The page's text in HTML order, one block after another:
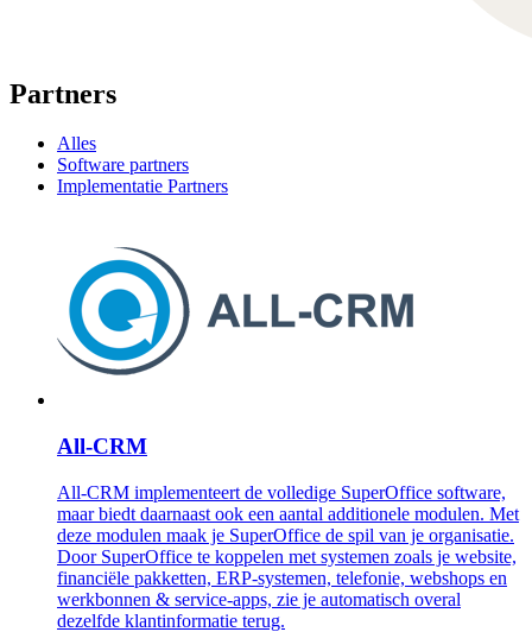
Partners
Alles
Software partners
Implementatie Partners
All-CRM
All-CRM implementeert de volledige SuperOffice software,
maar biedt daarnaast ook een aantal additionele modulen. Met
deze modulen maak je SuperOffice de spil van je organisatie.
Door SuperOffice te koppelen met systemen zoals je website,
financiële pakketten, ERP-systemen, telefonie, webshops en
werkbonnen & service-apps, zie je automatisch overal
dezelfde klantinformatie terug.